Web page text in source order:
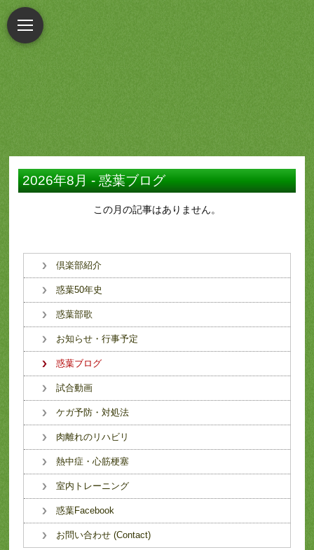
2026年8月 - 惑葉ブログ
この月の記事はありません。
倶楽部紹介
惑葉50年史
惑葉部歌
お知らせ・行事予定
惑葉ブログ
試合動画
ケガ予防・対処法
肉離れのリハビリ
熱中症・心筋梗塞
室内トレーニング
惑葉Facebook
お問い合わせ (Contact)